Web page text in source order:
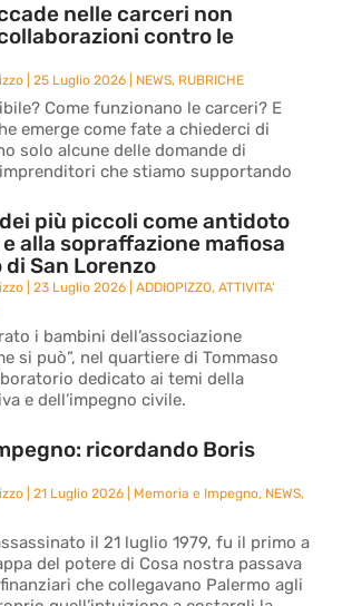
nelle carceri non
contro le
|25 Luglio 2026 NEWS, RUBRICHE
Come funzionano le carceri? E
emerge come fate a chiederci di
solo alcune delle domande di
che stiamo supportando
più piccoli come antidoto
alla sopraffazione mafiosa
San Lorenzo
|23 Luglio 2026 |ADDIOPIZZO,ATTIVITA'
i bambini dell’associazione
si può”, nel quartiere di Tommaso
dedicato ai temi della
e dell’impegno civile.
ricordando Boris
|21 Luglio 2026 Memoria e Impegno, NEWS,
il 21 luglio 1979, fu il primo a
del potere di Cosa nostra passava
che collegavano Palermo agli